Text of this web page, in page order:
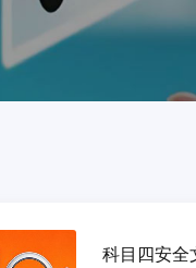
科目四安全